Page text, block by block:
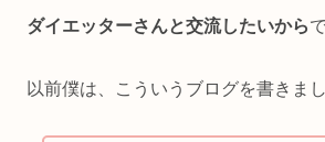
ダイエッターさんと交流したいから
以前僕は、こういうブログを書きまし